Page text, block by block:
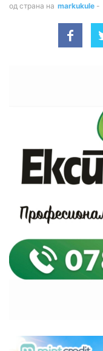
од страна на markukule -